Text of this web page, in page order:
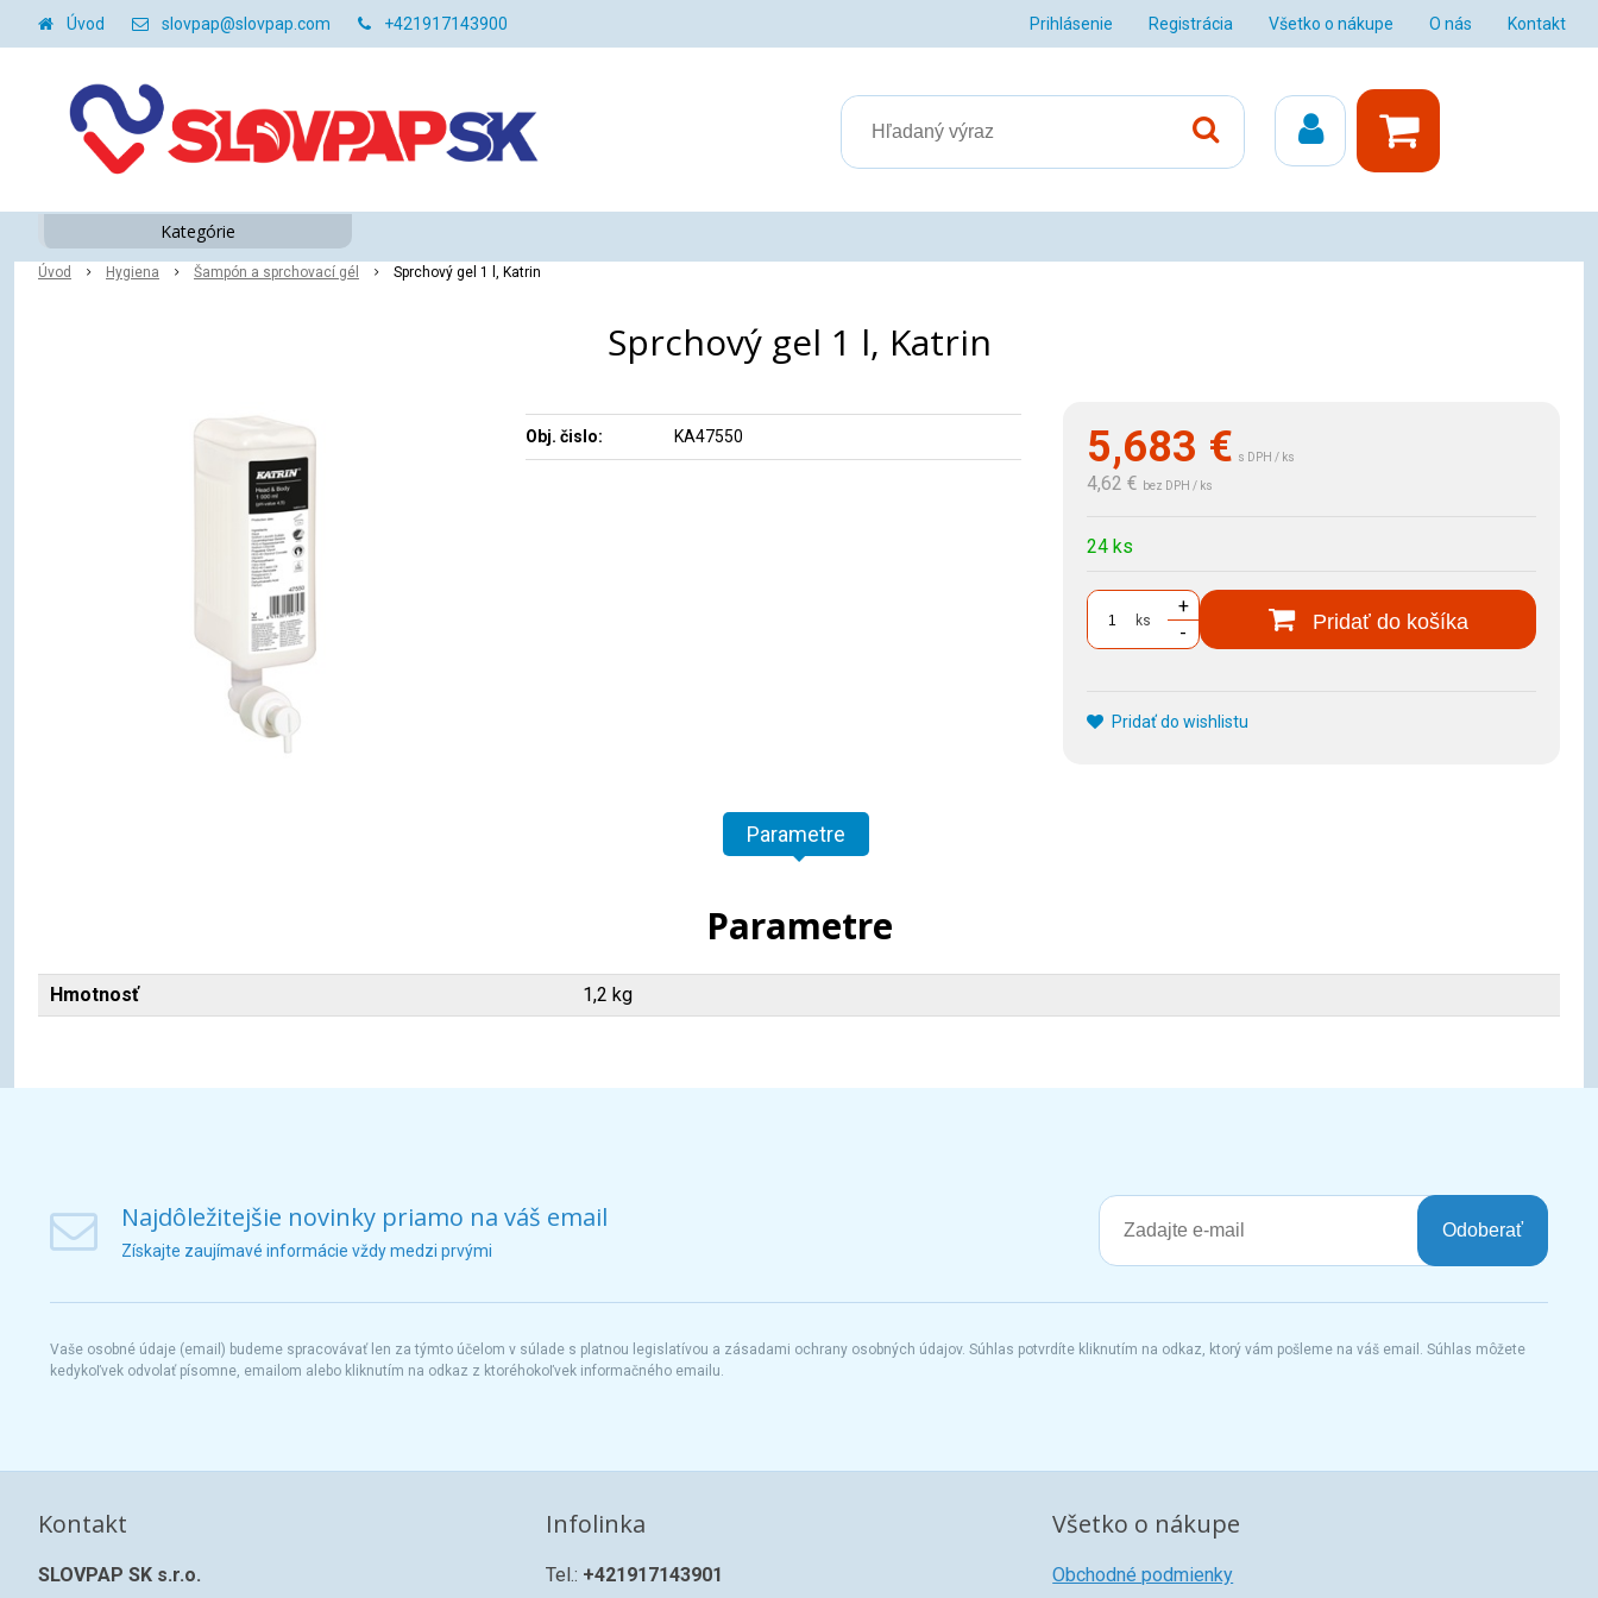
Úvod slovpap@slovpap.com +421917143900 Prihlásenie Registrácia Všetko o nákupe O nás Kontakt
Úvod Hygiena Šampón a sprchovací gél Sprchový gel 1 l, Katrin
Sprchový gel 1 l, Katrin
5,683 € s DPH / ks
4,62 € bez DPH / ks
24 ks
ks
+
-
Pridať do košíka
Pridať do wishlistu
Obj. čislo: KA47550
Parametre
Parametre
Hmotnosť 1,2 kg
Kategórie
Najdôležitejšie novinky priamo na váš email
Získajte zaujímavé informácie vždy medzi prvými
Odoberať
Vaše osobné údaje (email) budeme spracovávať len za týmto účelom v súlade s platnou legislatívou a zásadami ochrany osobných údajov. Súhlas potvrdíte kliknutím na odkaz, ktorý vám pošleme na váš email. Súhlas môžete
kedykoľvek odvolať písomne, emailom alebo kliknutím na odkaz z ktoréhokoľvek informačného emailu.
Kontakt
SLOVPAP SK s.r.o.
Infolinka
Tel.: +421917143901
Všetko o nákupe
Obchodné podmienky